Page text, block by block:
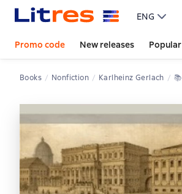
ENG
Promo code New releases Popular
Books Nonfiction Karlheinz Gerlach 📚